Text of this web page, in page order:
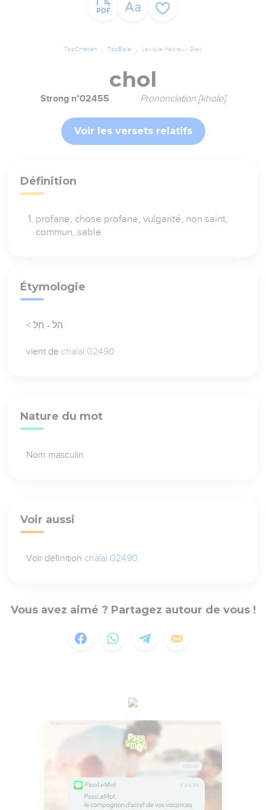
TopChrétien TopBible Lexique Hébreu / Grec
chol
Strong n°02455 Prononciation [khole]
Voir les versets relatifs
Définition
profane, chose profane, vulgarité, non saint,
commun, sable
Étymologie
< הל - חֹל
vient de chalal 02490
Nature du mot
Nom masculin
Voir aussi
Voir définition chalal 02490
Vous avez aimé ? Partagez autour de vous !